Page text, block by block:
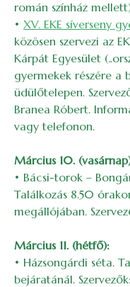
román színház
• XV. EKE síverseny
közösen szervezi az
Kárpát Egyesület
gyermekek részére a
üdülőtelepen.
Branea Róbert.
vagy telefonon.
Március 10.
• Bácsi-torok –
Találkozás 8.50
megállójában.
Március 11. (hétfő):
• Házsongárdi séta.
bejáratánál.